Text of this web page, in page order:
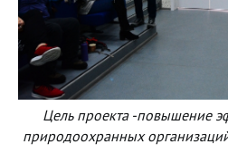
Цель проекта -повышение
природоохранных